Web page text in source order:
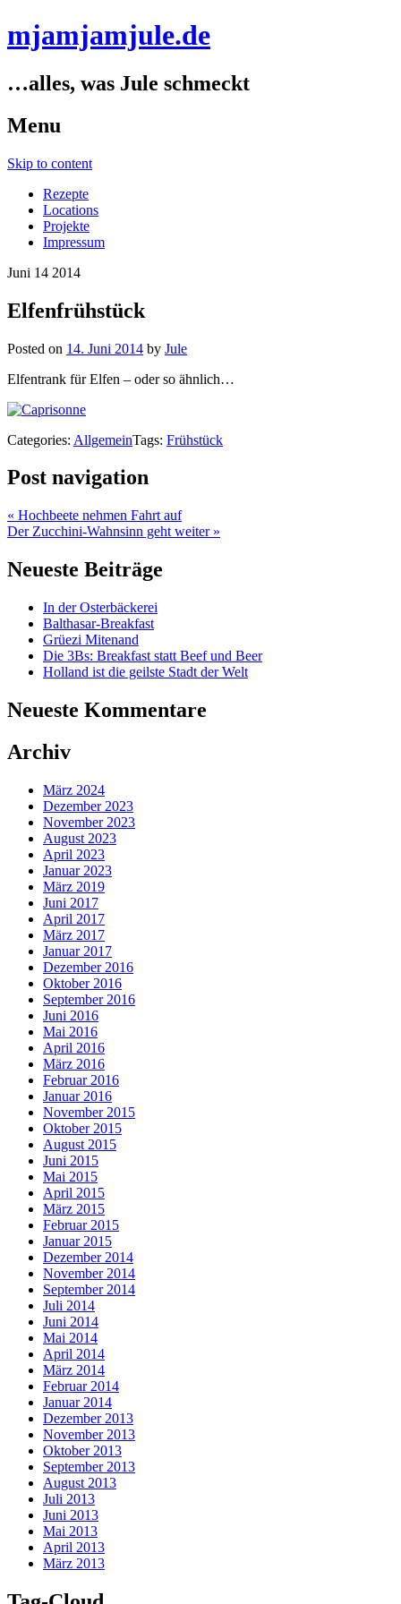
mjamjamjule.de
…alles, was Jule schmeckt
Menu
Skip to content
Rezepte
Locations
Projekte
Impressum
Juni 14 2014
Elfenfrühstück
Posted on 14. Juni 2014 by Jule
Elfentrank für Elfen – oder so ähnlich…
Categories: AllgemeinTags: Frühstück
Post navigation
« Hochbeete nehmen Fahrt auf
Der Zucchini-Wahnsinn geht weiter »
Neueste Beiträge
In der Osterbäckerei
Balthasar-Breakfast
Grüezi Mitenand
Die 3Bs: Breakfast statt Beef und Beer
Holland ist die geilste Stadt der Welt
Neueste Kommentare
Archiv
März 2024
Dezember 2023
November 2023
August 2023
April 2023
Januar 2023
März 2019
Juni 2017
April 2017
März 2017
Januar 2017
Dezember 2016
Oktober 2016
September 2016
Juni 2016
Mai 2016
April 2016
März 2016
Februar 2016
Januar 2016
November 2015
Oktober 2015
August 2015
Juni 2015
Mai 2015
April 2015
März 2015
Februar 2015
Januar 2015
Dezember 2014
November 2014
September 2014
Juli 2014
Juni 2014
Mai 2014
April 2014
März 2014
Februar 2014
Januar 2014
Dezember 2013
November 2013
Oktober 2013
September 2013
August 2013
Juli 2013
Juni 2013
Mai 2013
April 2013
März 2013